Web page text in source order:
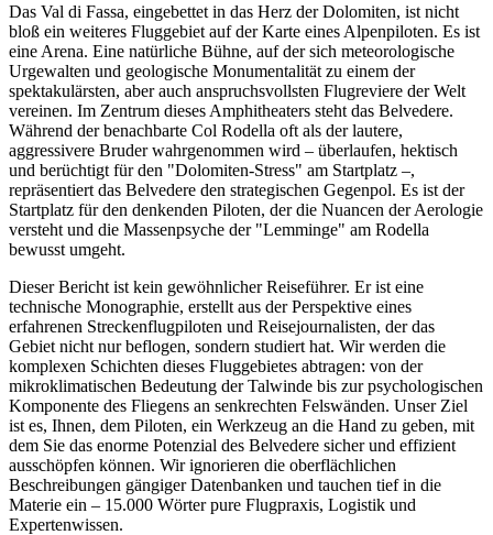
Das Val di Fassa, eingebettet in das Herz der Dolomiten, ist nicht
bloß ein weiteres Fluggebiet auf der Karte eines Alpenpiloten. Es ist
eine Arena. Eine natürliche Bühne, auf der sich meteorologische
Urgewalten und geologische Monumentalität zu einem der
spektakulärsten, aber auch anspruchsvollsten Flugreviere der Welt
vereinen. Im Zentrum dieses Amphitheaters steht das Belvedere.
Während der benachbarte Col Rodella oft als der lautere,
aggressivere Bruder wahrgenommen wird – überlaufen, hektisch
und berüchtigt für den "Dolomiten-Stress" am Startplatz –,
repräsentiert das Belvedere den strategischen Gegenpol. Es ist der
Startplatz für den denkenden Piloten, der die Nuancen der Aerologie
versteht und die Massenpsyche der "Lemminge" am Rodella
bewusst umgeht.
Dieser Bericht ist kein gewöhnlicher Reiseführer. Er ist eine
technische Monographie, erstellt aus der Perspektive eines
erfahrenen Streckenflugpiloten und Reisejournalisten, der das
Gebiet nicht nur beflogen, sondern studiert hat. Wir werden die
komplexen Schichten dieses Fluggebietes abtragen: von der
mikroklimatischen Bedeutung der Talwinde bis zur psychologischen
Komponente des Fliegens an senkrechten Felswänden. Unser Ziel
ist es, Ihnen, dem Piloten, ein Werkzeug an die Hand zu geben, mit
dem Sie das enorme Potenzial des Belvedere sicher und effizient
ausschöpfen können. Wir ignorieren die oberflächlichen
Beschreibungen gängiger Datenbanken und tauchen tief in die
Materie ein – 15.000 Wörter pure Flugpraxis, Logistik und
Expertenwissen.